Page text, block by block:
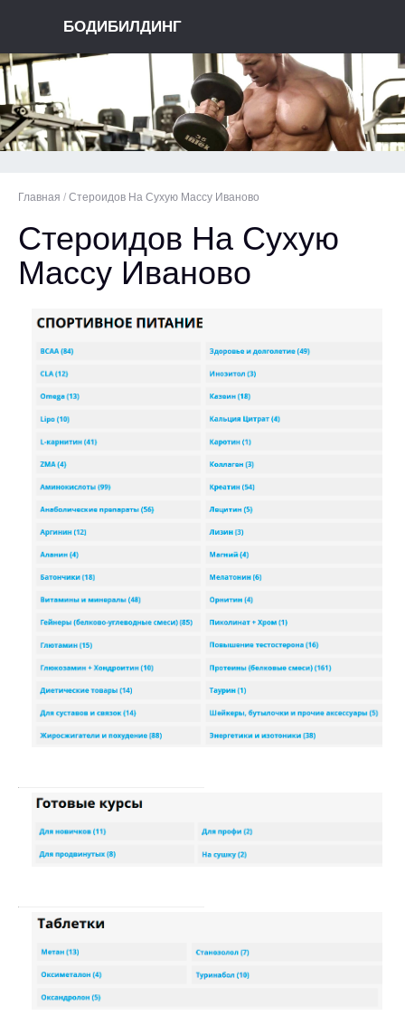
БОДИБИЛДИНГ
Главная / Стероидов На Сухую Массу Иваново
Стероидов На Сухую
Массу Иваново